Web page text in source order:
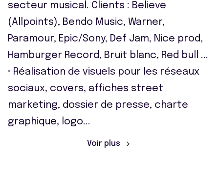
secteur musical. Clients : Believe
(Allpoints), Bendo Music, Warner,
Paramour, Epic/Sony, Def Jam, Nice prod,
Hamburger Record, Bruit blanc, Red bull ...
• Réalisation de visuels pour les réseaux
sociaux, covers, affiches street
marketing, dossier de presse, charte
graphique, logo...
Voir plus